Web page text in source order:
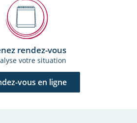
rendez-vous
votre situation
vous en ligne